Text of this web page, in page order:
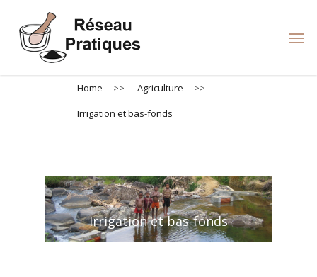
main
Home >> Agriculture
>>
Irrigation et bas-fonds
Irrigation et bas-fonds